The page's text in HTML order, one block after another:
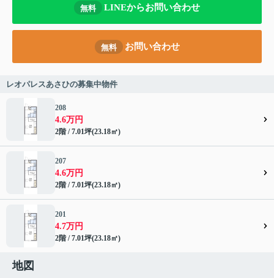
無料 LINEからお問い合わせ
無料 お問い合わせ
レオパレスあさひの募集中物件
208
4.6万円
2階 / 7.01坪(23.18㎡)
207
4.6万円
2階 / 7.01坪(23.18㎡)
201
4.7万円
2階 / 7.01坪(23.18㎡)
地図